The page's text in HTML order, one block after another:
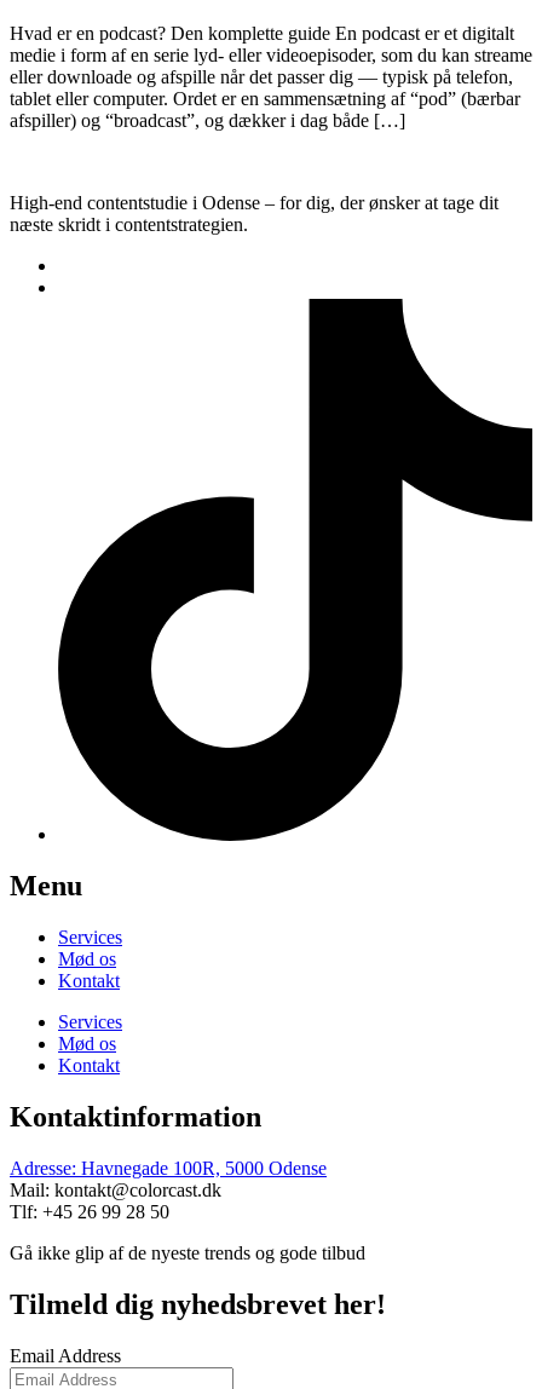
Hvad er en podcast? Den komplette guide En podcast er et digitalt
medie i form af en serie lyd- eller videoepisoder, som du kan streame
eller downloade og afspille når det passer dig — typisk på telefon,
tablet eller computer. Ordet er en sammensætning af “pod” (bærbar
afspiller) og “broadcast”, og dækker i dag både […]
High-end contentstudie i Odense – for dig, der ønsker at tage dit
næste skridt i contentstrategien.
Menu
Services
Mød os
Kontakt
Services
Mød os
Kontakt
Kontaktinformation
Adresse: Havnegade 100R, 5000 Odense
Mail: kontakt@colorcast.dk
Tlf: +45 26 99 28 50
Gå ikke glip af de nyeste trends og gode tilbud
Tilmeld dig nyhedsbrevet her!
Email Address